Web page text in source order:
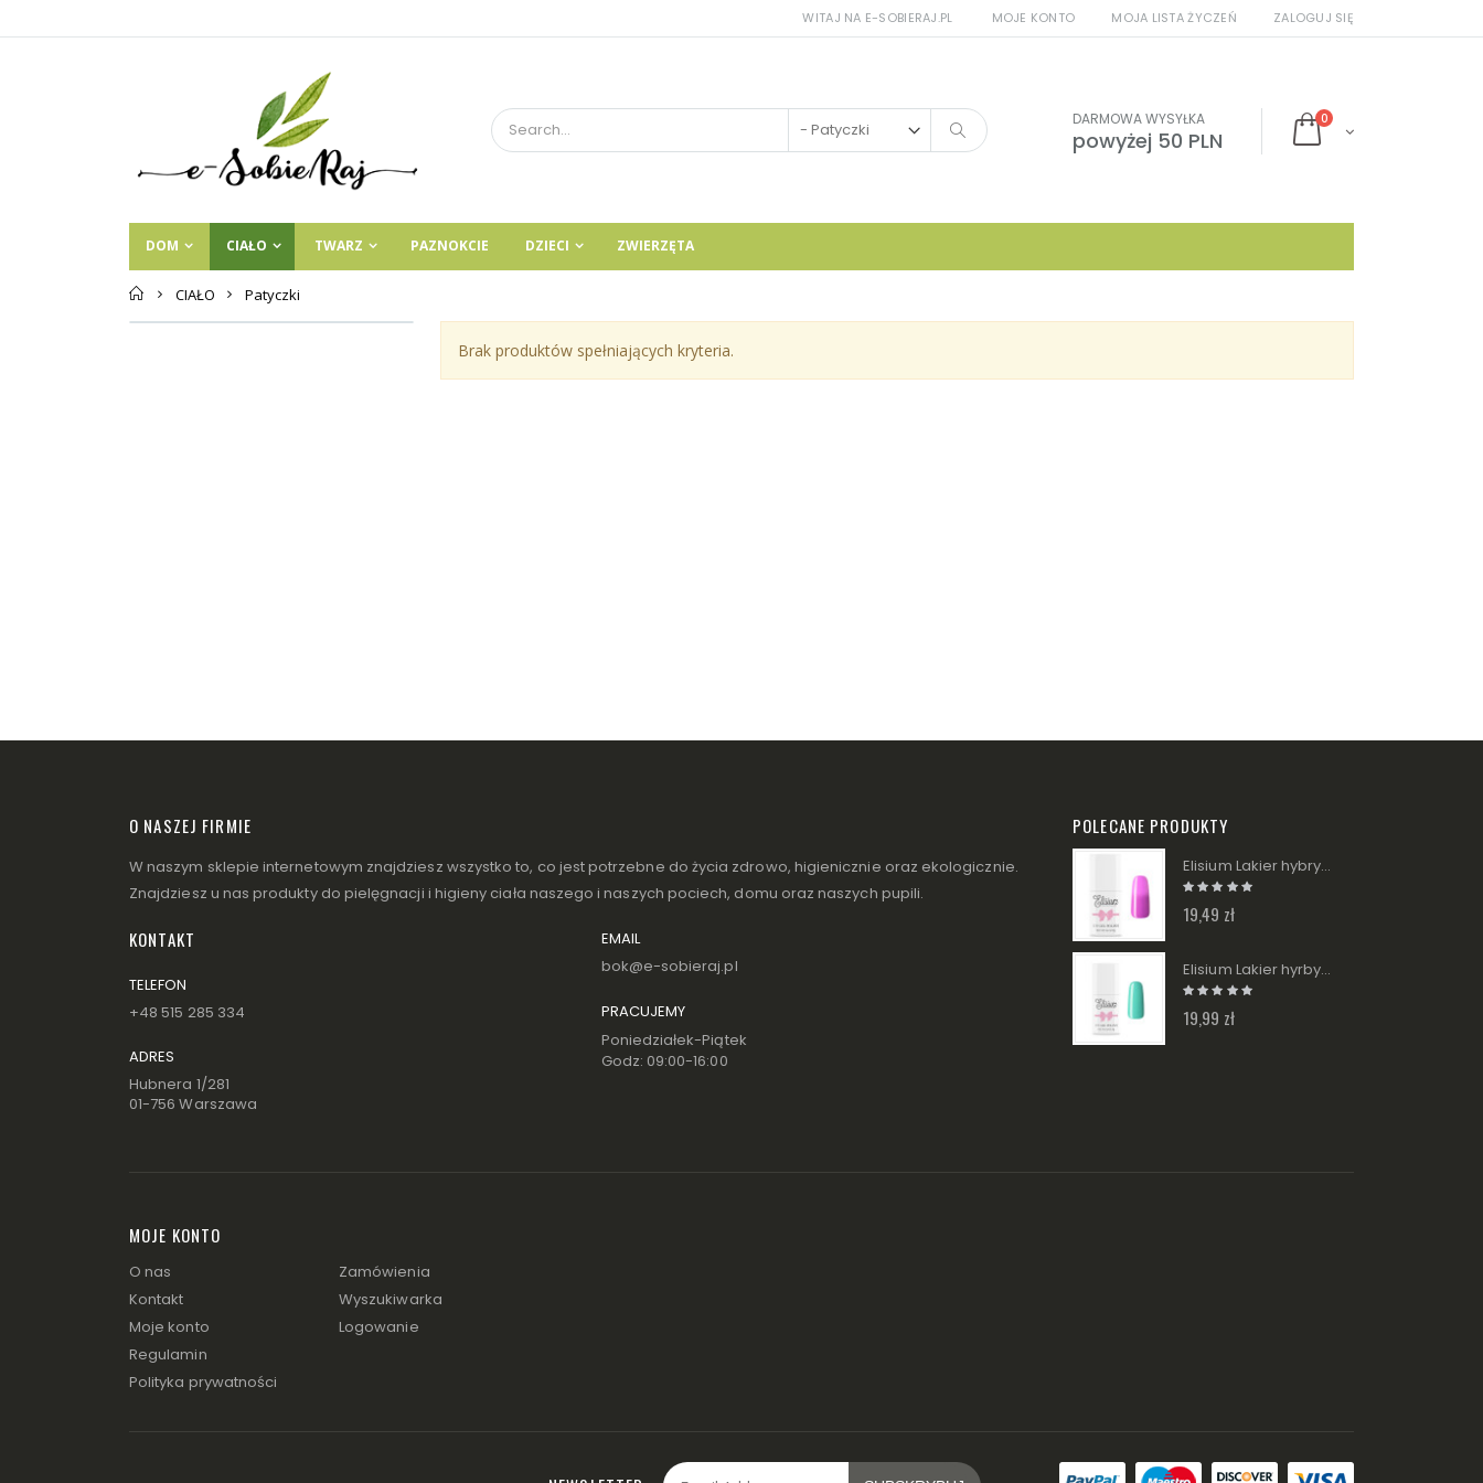
MOJE KONTO MOJA LISTA ŻYCZEŃ ZALOGUJ SIĘ
WITAJ NA E-SOBIERAJ.PL
DARMOWA WYSYŁKA
powyżej 50 PLN
0
DOM CIAŁO TWARZ PAZNOKCIE DZIECI ZWIERZĘTA
Strona
główna
CIAŁO Patyczki
Brak produktów spełniających kryteria.
O NASZEJ FIRMIE
W naszym sklepie internetowym znajdziesz wszystko to, co jest potrzebne do życia zdrowo, higienicznie oraz ekologicznie.
Znajdziesz u nas produkty do pielęgnacji i higieny ciała naszego i naszych pociech, domu oraz naszych pupili.
KONTAKT
TELEFON
+48 515 285 334
ADRES
Hubnera 1/281
01-756 Warszawa
EMAIL
bok@e-sobieraj.pl
PRACUJEMY
Poniedziałek-Piątek
Godz: 09:00-16:00
POLECANE PRODUKTY
Elisium Lakier hybrydowy - 087 Purple Rain 9g
19,49 zł
Elisium Lakier hyrbydowy - 015 Green Blue 9g
19,99 zł
MOJE KONTO
O nas
Kontakt
Moje konto
Regulamin
Polityka prywatności
Zamówienia
Wyszukiwarka
Logowanie